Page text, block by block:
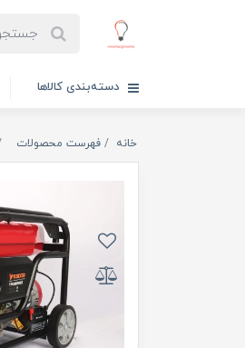
دسته‌بندی کالاها
خانه فهرست محصولات